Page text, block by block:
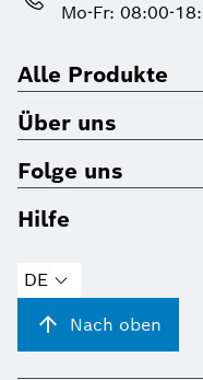
Mo-Fr: 08:00-
Alle Produkte
Über uns
Folge uns
Hilfe
DE
Nach oben